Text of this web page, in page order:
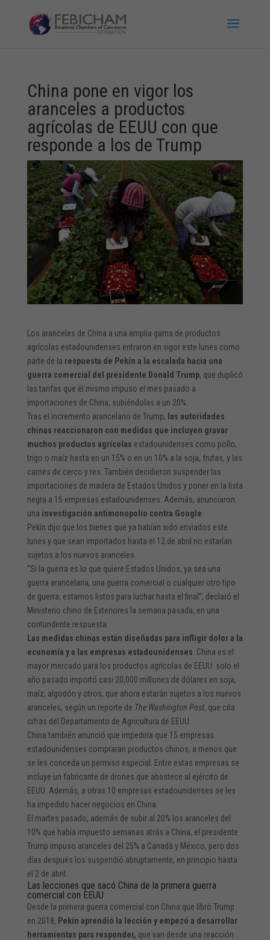
China pone en vigor los
aranceles a productos
agrícolas de EEUU con que
responde a los de Trump
Los aranceles de China a una amplia gama de productos
agrícolas estadounidenses entraron en vigor este lunes como
parte de la respuesta de Pekín a la escalada hacia una
guerra comercial del presidente Donald Trump, que duplicó
las tarifas que él mismo impuso el mes pasado a
importaciones de China, subiéndolas a un 20%.
Tras el incremento arancelario de Trump, las autoridades
chinas reaccionaron con medidas que incluyen gravar
muchos productos agrícolas estadounidenses como pollo,
trigo o maíz hasta en un 15% o en un 10% a la soja, frutas, y las
carnes de cerco y res. También decidieron suspender las
importaciones de madera de Estados Unidos y poner en la lista
negra a 15 empresas estadounidenses. Además, anunciaron
una investigación antimonopolio contra Google
Pekín dijo que los bienes que ya habían sido enviados este
lunes y que sean importados hasta el 12 de abril no estarían
sujetos a los nuevos aranceles.
“Si la guerra es lo que quiere Estados Unidos, ya sea una
guerra arancelaria, una guerra comercial o cualquier otro tipo
de guerra, estamos listos para luchar hasta el final”, declaró el
Ministerio chino de Exteriores la semana pasada, en una
contundente respuesta.
Las medidas chinas están diseñadas para infligir dolor a la
economía y a las empresas estadounidenses . China es el
mayor mercado para los productos agrícolas de EEUU: solo el
año pasado importó casi 20,000 millones de dólares en soja,
maíz, algodón y otros, que ahora estarán sujetos a los nuevos
aranceles, según un reporte de The Washington Post, que cita
cifras del Departamento de Agricultura de EEUU.
China también anunció que impediría que 15 empresas
estadounidenses compraran productos chinos, a menos que
se les conceda un permiso especial. Entre estas empresas se
incluye un fabricante de drones que abastece al ejército de
EEUU. Además, a otras 10 empresas estadounidenses se les
ha impedido hacer negocios en China.
El martes pasado, además de subir al 20% los aranceles del
10% que había impuesto semanas atrás a China, el presidente
Trump impuso aranceles del 25% a Canadá y México, pero dos
días después los suspendió abruptamente, en principio hasta
el 2 de abril.
Las lecciones que sacó China de la primera guerra
comercial con EEUU
Desde la primera guerra comercial con China que libró Trump
en 2018, Pekín aprendió la lección y empezó a desarrollar
herramientas para responder, que van desde una reacción